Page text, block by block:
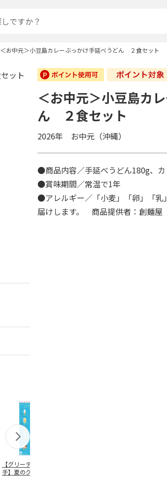
＜お中元＞小豆島カレーぶっかけ手延べうどん ２食セット
【グリーティング切
手】夏のグリーティ
＜お中元＞小豆島カ
ん ２食セット
2026年 お中元（沖縄）
●商品内容／手延べうどん180g、
●賞味期間／常温で1年
●アレルギー／「小麦」「卵」「
届けします。 商品提供者：創麺屋